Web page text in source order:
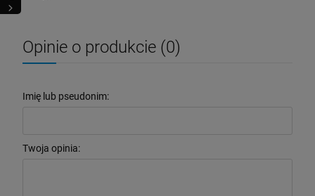
Opinie o produkcie (0)
Imię lub pseudonim:
Twoja opinia: